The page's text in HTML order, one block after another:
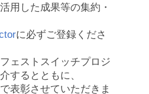
用した成果等の集約・
に必ずご登録くださ
ェストスイッチプロジ
するとともに、
で表彰させていただきま